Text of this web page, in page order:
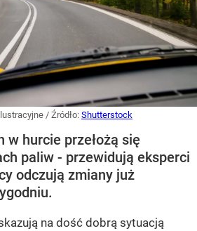
/ Źródło: Shutterstock
w hurcie przełożą się
paliw - przewidują eksperci
odczują zmiany już
na dość dobrą sytuacją